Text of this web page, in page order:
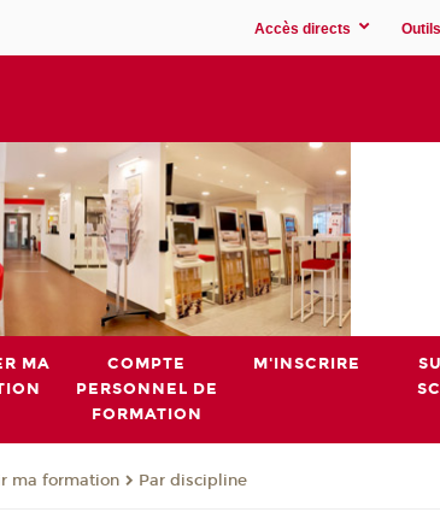
Accès directs
MA
COMPTE
PERSONNEL DE
FORMATION
M'INSCRIRE
ma formation Par discipline